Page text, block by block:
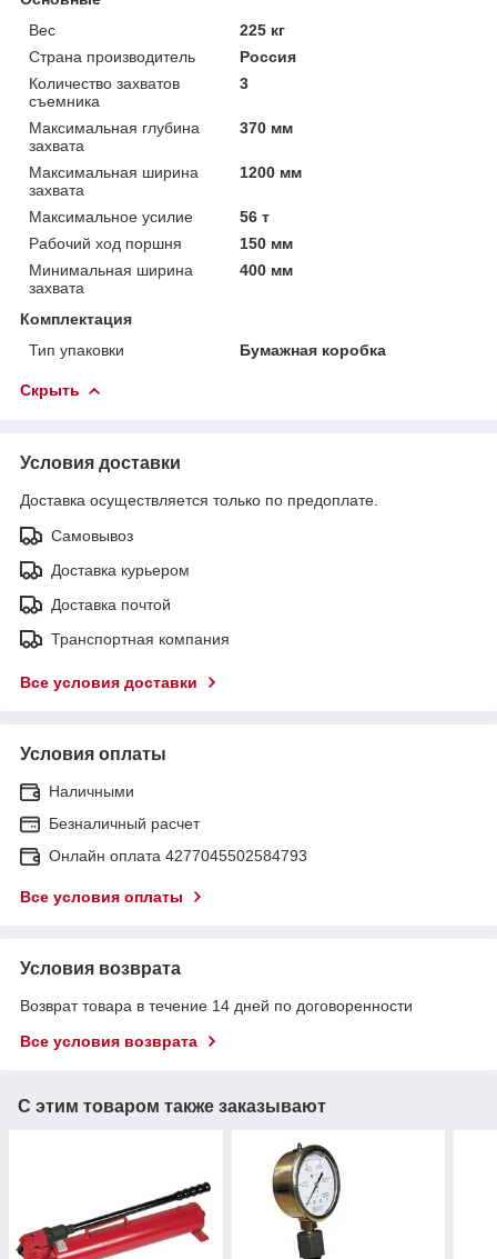
Вес
225 кг
Страна производитель
Россия
Количество захватов
съемника
3
Максимальная глубина
захвата
370 мм
Максимальная ширина
захвата
1200 мм
Максимальное усилие
56 т
Рабочий ход поршня
150 мм
Минимальная ширина
захвата
400 мм
Комплектация
Тип упаковки
Бумажная коробка
Скрыть
Условия доставки
Доставка осуществляется только по предоплате.
Самовывоз
Доставка курьером
Доставка почтой
Транспортная компания
Все условия доставки
Условия оплаты
Наличными
Безналичный расчет
Онлайн оплата 4277045502584793
Все условия оплаты
Условия возврата
Возврат товара в течение 14 дней по договоренности
Все условия возврата
С этим товаром также заказывают